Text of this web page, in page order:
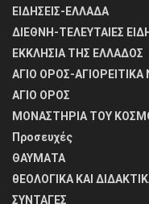
ΕΙΔΗΣΕΙΣ-ΕΛΛΑΔΑ
ΔΙΕΘΝΗ-ΤΕΛΕΥΤΑΙΕΣ
ΕΚΚΛΗΣΙΑ ΤΗΣ ΕΛΛΑΔΟΣ
ΑΓΙΟ ΟΡΟΣ-ΑΓΙΟΡΕΙΤΙΚΑ
ΑΓΙΟ ΟΡΟΣ
ΜΟΝΑΣΤΗΡΙΑ ΤΟΥ
Προσευχές
ΘΑΥΜΑΤΑ
θΕΟΛΟΓΙΚΑ ΚΑΙ
ΣΥΝΤΑΓΕΣ